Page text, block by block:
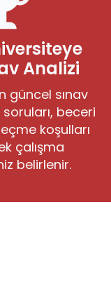
Analizi
güncel sınav
soruları, beceri
koşulları
çalışma
belirlenir.